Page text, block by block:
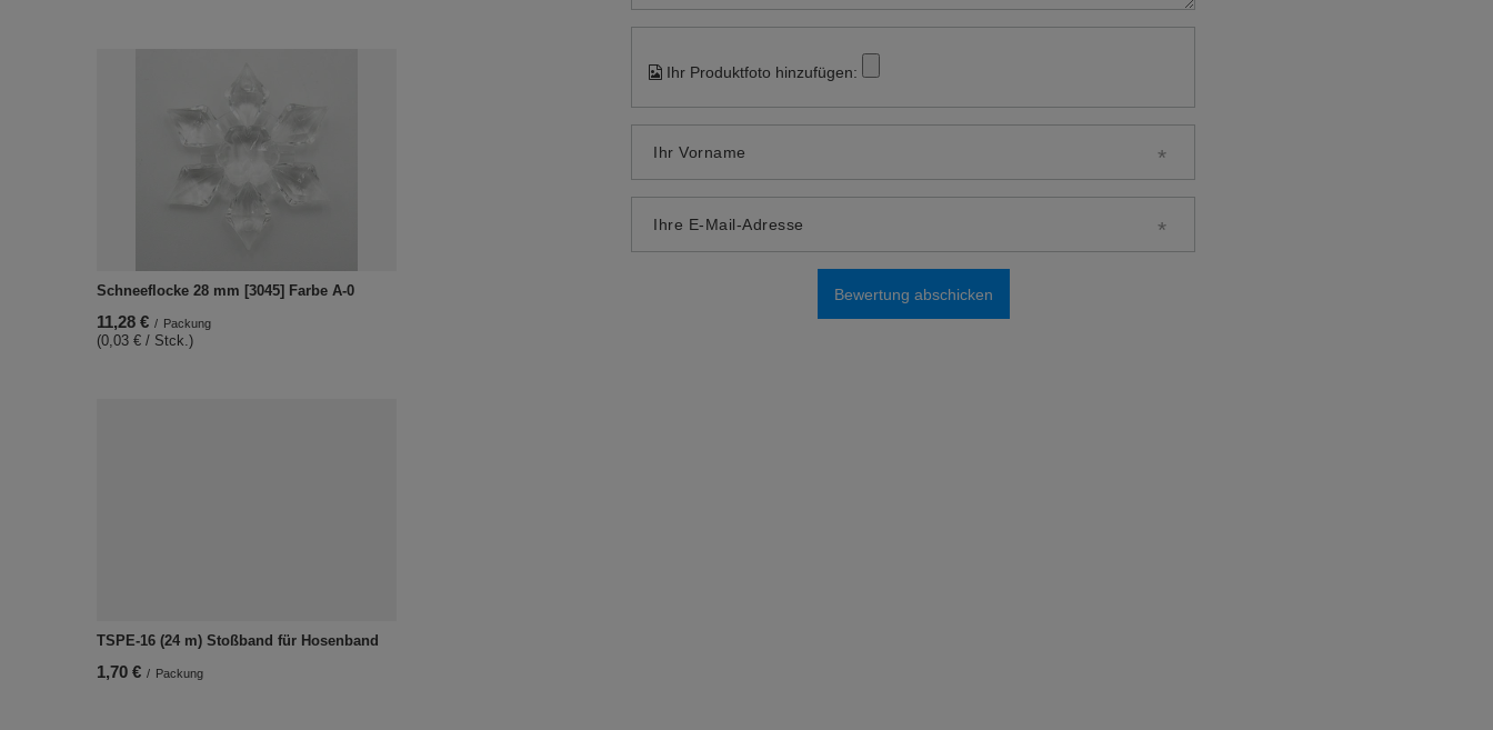
Schneeflocke 28 mm [3045] Farbe A-0
11,28 € / Packung
(0,03 € / Stck.)
TSPE-16 (24 m) Stoßband für Hosenband
1,70 € / Packung
Ihr Produktfoto hinzufügen:
Ihr Vorname
Ihre E-Mail-Adresse
Bewertung abschicken